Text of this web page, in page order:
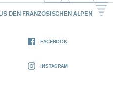
DEN FRANZÖSISCHEN ALPEN
FACEBOOK
INSTAGRAM